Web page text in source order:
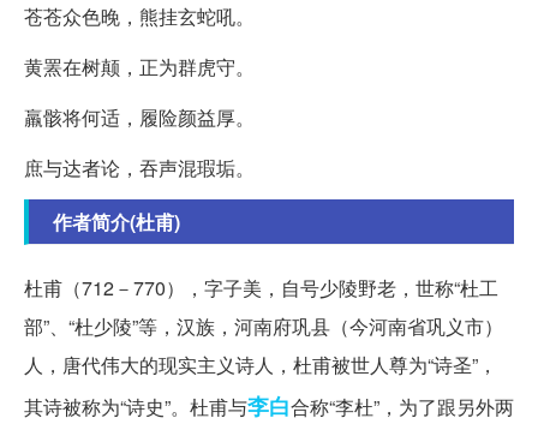
苍苍众色晚，熊挂玄蛇吼。
黄罴在树颠，正为群虎守。
羸骸将何适，履险颜益厚。
庶与达者论，吞声混瑕垢。
作者简介(杜甫)
杜甫（712－770），字子美，自号少陵野老，世称“杜工
部”、“杜少陵”等，汉族，河南府巩县（今河南省巩义市）
人，唐代伟大的现实主义诗人，杜甫被世人尊为“诗圣”，
其诗被称为“诗史”。杜甫与李白合称“李杜”，为了跟另外两